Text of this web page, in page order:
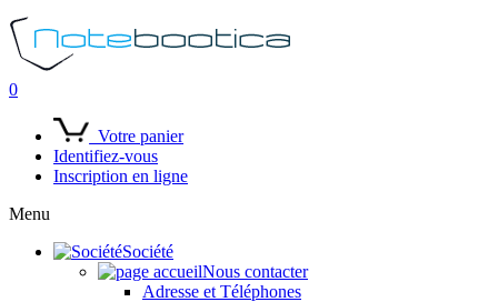
0
Votre panier
Identifiez-vous
Inscription en ligne
Menu
Société
Nous contacter
Adresse et Téléphones